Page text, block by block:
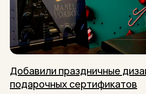
Добавили праздничные
подарочных сертификатов